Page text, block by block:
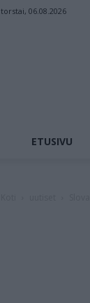
torstai, 06.08.2026
ETUSIVU